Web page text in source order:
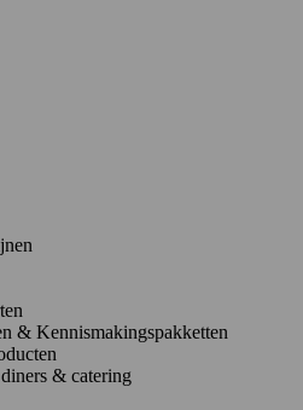
& Kennismakingspakketten
& catering